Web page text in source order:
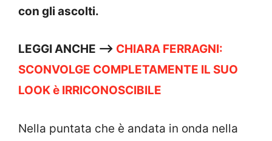
con gli ascolti.
LEGGI ANCHE —-> CHIARA FERRAGNI:
SCONVOLGE COMPLETAMENTE IL SUO
LOOK è IRRICONOSCIBILE
Nella puntata che è andata in onda nella